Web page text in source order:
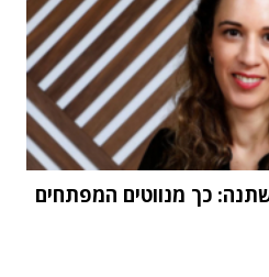
כך מנווטים המפתחים